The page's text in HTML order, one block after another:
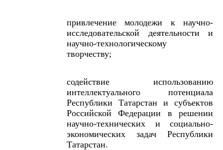
привлечение молодежи к научно-
исследовательской деятельности и
научно-технологическому
творчеству;
содействие использованию
интеллектуального потенциала
Республики Татарстан и субъектов
Российской Федерации в решении
научно-технических и социально-
экономических задач Республики
Татарстан.